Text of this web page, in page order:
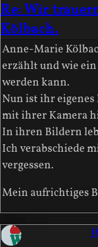
Re: Wir
Kölbach.
Anne-Marie
erzählt und wie
werden kann.
Nun ist ihr eigenes
mit ihrer Kamera
In ihren Bildern
Ich verabschiede
vergessen.
Mein aufrichtiges